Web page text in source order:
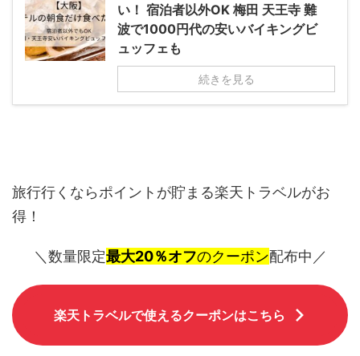
い！ 宿泊者以外OK 梅田 天王寺 難
波で1000円代の安いバイキングビ
ュッフェも
続きを見る
旅行行くならポイントが貯まる楽天トラベルがお
得！
＼数量限定最大20％オフのクーポン配布中／
楽天トラベルで使えるクーポンはこちら